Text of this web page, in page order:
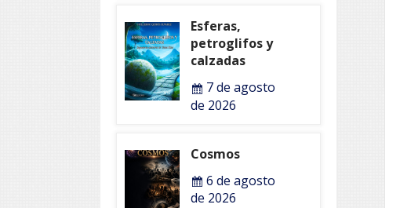
Esferas,
petroglifos y
calzadas
7 de agosto
de 2026
Cosmos
6 de agosto
de 2026